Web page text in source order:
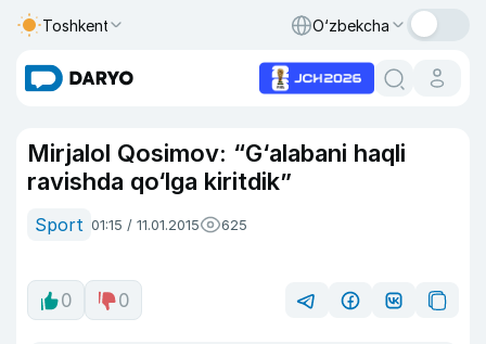
Toshkent O‘zbekcha
Mirjalol Qosimov: “G‘alabani haqli
ravishda qo‘lga kiritdik”
Sport 01:15 / 11.01.2015 625
0 0